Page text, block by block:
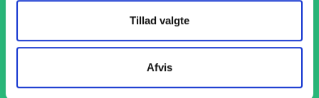
Tillad valgte
Afvis
Med hurtig levering på kun 1-4 dage sikrer vi, at dine
præcist og til tiden, så du kan holde dit produktionsflow